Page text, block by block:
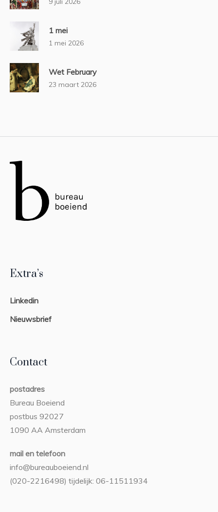
1 mei
1 mei 2026
Wet February
23 maart 2026
Extra’s
Linkedin
Nieuwsbrief
Contact
postadres
Bureau Boeiend
postbus 92027
1090 AA Amsterdam
mail en telefoon
info@bureauboeiend.nl
(020-2216498) tijdelijk: 06-11511934